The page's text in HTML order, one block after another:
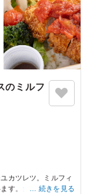
のミルフ
カツレツ。ミルフィ
す。食が進むボリュ
続きを見る